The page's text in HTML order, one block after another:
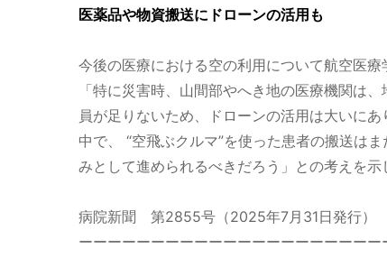
医薬品や物資搬送にドローンの活用も
今後の医療における空の利用について航空医
「特に災害時、山間部やへき地の医療機関は
員が足りないため、ドローンの活用は大いに
中で、 “空飛ぶクルマ”を使った患者の搬送は
みとして進められるべきだろう」との考えを示
病院新聞 第2855号（2025年7月31日発行）
ーーーーーーーーーーーーーーーーーーーーー